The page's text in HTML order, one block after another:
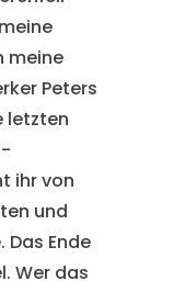
meine
Peters
letzten
ihr von
und
Das Ende
Wer das